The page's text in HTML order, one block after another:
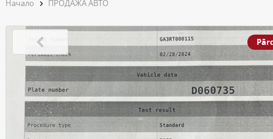
Начало ПРОДАЖА АВТО